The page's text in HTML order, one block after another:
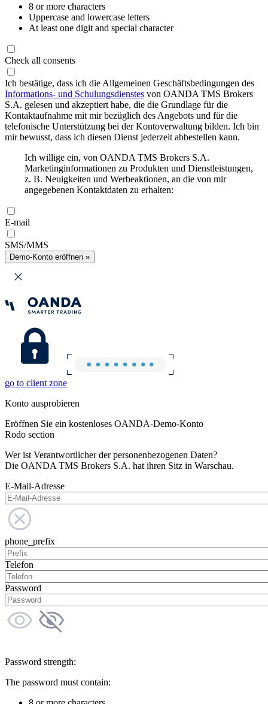
8 or more characters
Uppercase and lowercase letters
At least one digit and special character
Check all consents
Ich bestätige, dass ich die Allgemeinen Geschäftsbedingungen des
Informations- und Schulungsdienstes von OANDA TMS Brokers
S.A. gelesen und akzeptiert habe, die die Grundlage für die
Kontaktaufnahme mit mir bezüglich des Angebots und für die
telefonische Unterstützung bei der Kontoverwaltung bilden. Ich bin
mir bewusst, dass ich diesen Dienst jederzeit abbestellen kann.
Ich willige ein, von OANDA TMS Brokers S.A.
Marketinginformationen zu Produkten und Dienstleistungen,
z. B. Neuigkeiten und Werbeaktionen, an die von mir
angegebenen Kontaktdaten zu erhalten:
E-mail
SMS/MMS
Demo-Konto eröffnen »
go to client zone
Konto ausprobieren
Eröffnen Sie ein kostenloses OANDA-Demo-Konto
Rodo section
Wer ist Verantwortlicher der personenbezogenen Daten?
Die OANDA TMS Brokers S.A. hat ihren Sitz in Warschau.
E-Mail-Adresse
phone_prefix
Telefon
Password
Password strength:
The password must contain: